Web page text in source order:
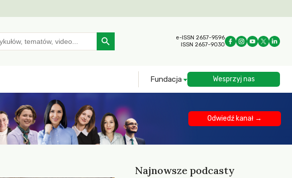
Search Button
e-ISSN 2657-9596
ISSN 2657-9030
Fundacja Wesprzyj nas
Odwiedź kanał →
Najnowsze podcasty